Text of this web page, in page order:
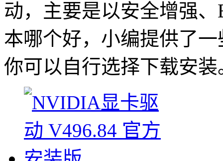
动，主要是以安全增强
本哪个好，小编提供了
你可以自行选择下载安装